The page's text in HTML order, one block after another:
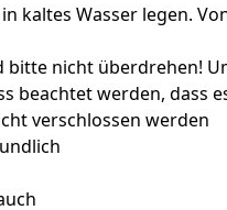
kaltes Wasser legen.
nicht überdrehen!
beachtet werden, dass
verschlossen werden